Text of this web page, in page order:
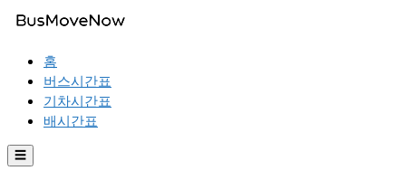
홈
버스시간표
기차시간표
배시간표
☰